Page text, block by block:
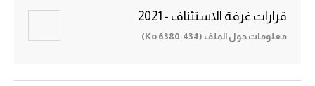
قرارات غرفة الاستئناف - 2021
معلومات حول الملف (6380.434 Ko)